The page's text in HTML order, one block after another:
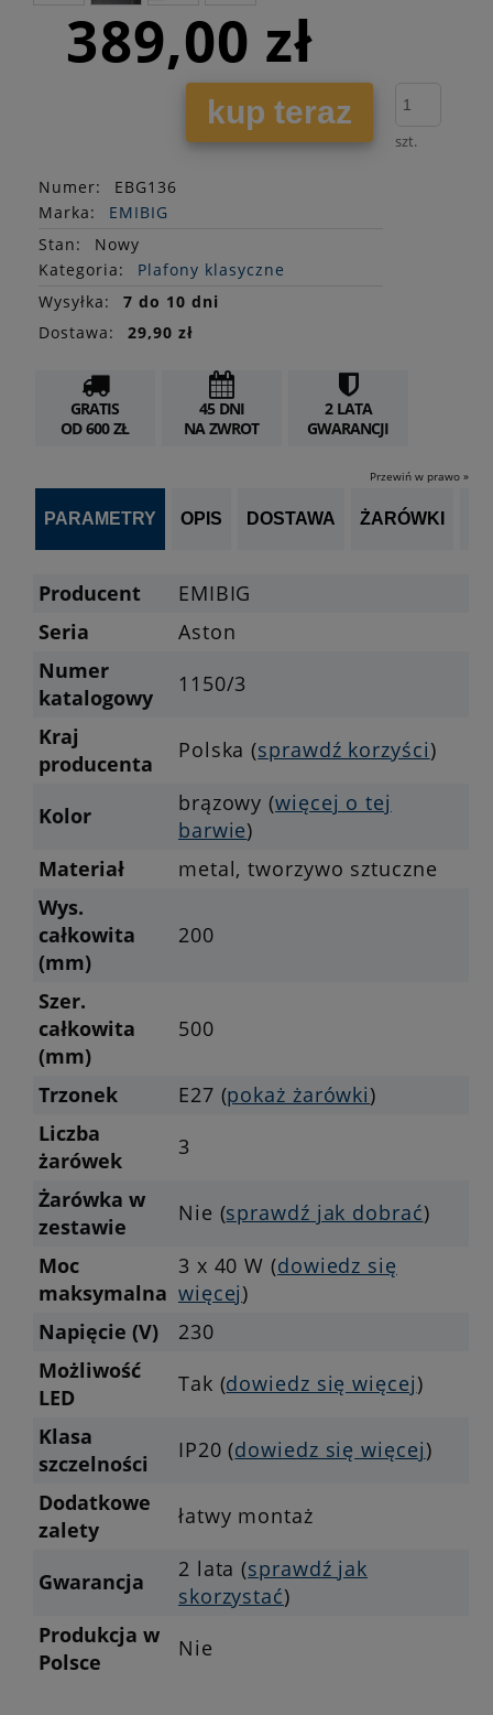
389,00 zł
kup teraz
szt.
Numer:
EBG136
Marka:
EMIBIG
Stan:
Nowy
Kategoria:
Plafony klasyczne
Wysyłka:
7 do 10 dni
Dostawa:
29,90 zł
GRATIS
OD 600 ZŁ
45 DNI
NA ZWROT
2 LATA
GWARANCJI
Przewiń w prawo »
PARAMETRY OPIS DOSTAWA ŻARÓWKI
Producent
EMIBIG
Seria
Aston
Numer
katalogowy
1150/3
Kraj
producenta
Polska (sprawdź korzyści)
Kolor brązowy (więcej o tej
barwie)
Materiał
metal, tworzywo sztuczne
Wys.
całkowita
(mm)
200
Szer.
całkowita
(mm)
500
Trzonek E27 (pokaż żarówki)
Liczba
żarówek
3
Żarówka w
zestawie
Nie (sprawdź jak dobrać)
Moc
maksymalna
3 x 40 W (dowiedz się
więcej)
Napięcie (V)
230
Możliwość
LED
Tak (dowiedz się więcej)
Klasa
szczelności
IP20 (dowiedz się więcej)
Dodatkowe
zalety
łatwy montaż
Gwarancja 2 lata (sprawdź jak
skorzystać)
Produkcja w
Polsce
Nie